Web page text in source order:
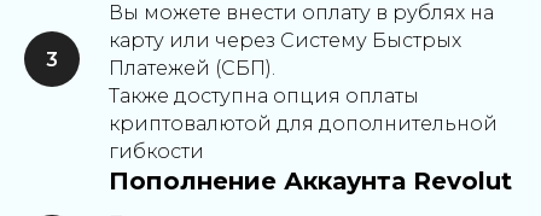
Вы можете внести оплату в рублях на
карту или через Систему Быстрых
Платежей (СБП).
Также доступна опция оплаты
криптовалютой для дополнительной
гибкости
Пополнение Аккаунта Revolut